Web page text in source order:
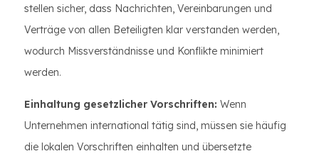
stellen sicher, dass Nachrichten, Vereinbarungen und
Verträge von allen Beteiligten klar verstanden werden,
wodurch Missverständnisse und Konflikte minimiert
werden.
Einhaltung gesetzlicher Vorschriften: Wenn
Unternehmen international tätig sind, müssen sie häufig
die lokalen Vorschriften einhalten und übersetzte